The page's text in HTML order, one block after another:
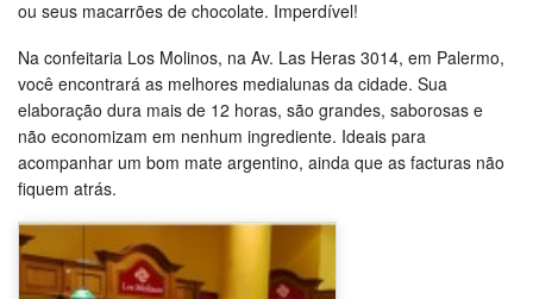
ou seus macarrões de chocolate. Imperdível!
Na confeitaria Los Molinos, na Av. Las Heras 3014, em Palermo,
você encontrará as melhores medialunas da cidade. Sua
elaboração dura mais de 12 horas, são grandes, saborosas e
não economizam em nenhum ingrediente. Ideais para
acompanhar um bom mate argentino, ainda que as facturas não
fiquem atrás.